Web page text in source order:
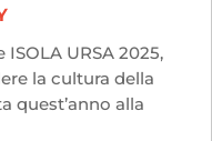
URSA 2025,
la cultura della
quest’anno alla